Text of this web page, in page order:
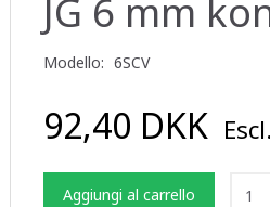
JG 6 mm
Modello: 6SCV
92,40 DKK
Aggiungi al carrello